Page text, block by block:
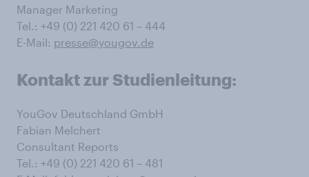
Manager Marketing
Tel.: +49 (0) 221 420 61 – 444
E-Mail: presse@yougov.de
Kontakt zur Studienleitung:
YouGov Deutschland GmbH
Fabian Melchert
Consultant Reports
Tel.: +49 (0) 221 420 61 – 481